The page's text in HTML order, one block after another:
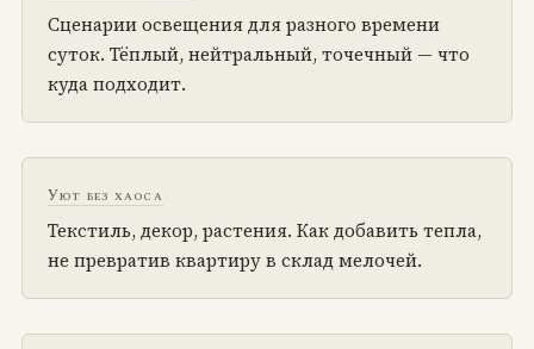
Сценарии освещения для разного времени
суток. Тёплый, нейтральный, точечный — что
куда подходит.
Уют без хаоса
Текстиль, декор, растения. Как добавить тепла,
не превратив квартиру в склад мелочей.